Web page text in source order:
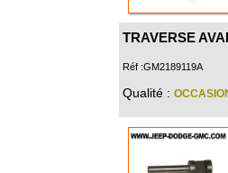
TRAVERSE
Réf :GM2189119A
Qualité :